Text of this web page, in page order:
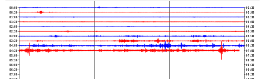
00:00
00:30
01:00
01:30
02:00
02:30
03:00
03:30
04:00
04:30
05:00
05:30
06:00
06:30
07:00
02:30
03:00
03:30
04:00
04:30
05:00
05:30
06:00
06:30
07:00
07:30
08:00
08:30
09:00
09:30